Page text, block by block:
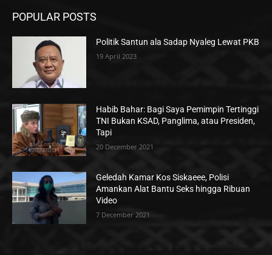
POPULAR POSTS
Politik Santun ala Sadap Nyaleg Lewat PKB
19 April 2023
Habib Bahar: Bagi Saya Pemimpin Tertinggi
TNI Bukan KSAD, Panglima, atau Presiden,
Tapi
20 December 2021
Geledah Kamar Kos Siskaeee, Polisi
Amankan Alat Bantu Seks hingga Ribuan
Video
7 December 2021